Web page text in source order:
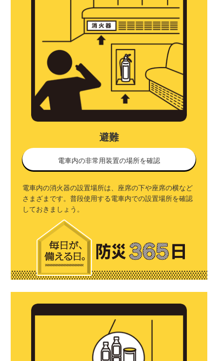
避難
電車内の非常用装置の場所を確認
電車内の消火器の設置場所は、座席の下や座席の横など
さまざまです。普段使用する電車内での設置場所を確認
しておきましょう。